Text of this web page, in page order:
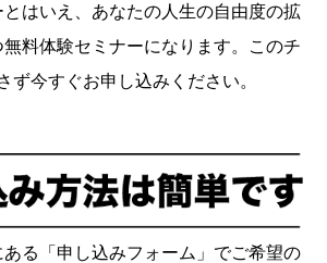
はいえ、あなたの人生の自由度の拡
料体験セミナーになります。このチ
ず今すぐお申し込みください。
る「申し込みフォーム」でご希望の